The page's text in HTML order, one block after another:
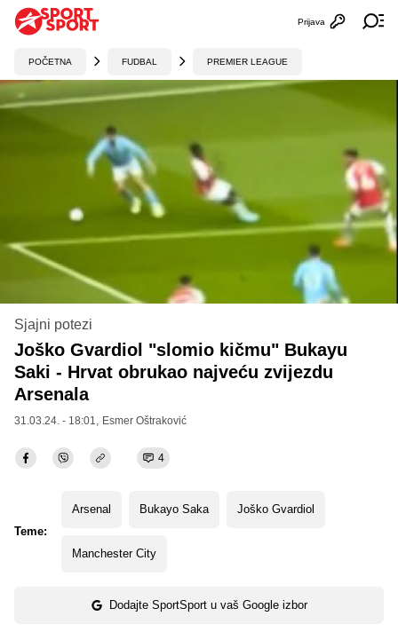
Otvori
Prijava
POČETNA FUDBAL PREMIER LEAGUE
Sjajni potezi
Joško Gvardiol "slomio kičmu" Bukayu
Saki - Hrvat obrukao najveću zvijezdu
Arsenala
31.03.24. - 18:01, Esmer Oštraković
4
Teme:
Arsenal Bukayo Saka Joško Gvardiol
Manchester City
Dodajte SportSport u vaš Google izbor